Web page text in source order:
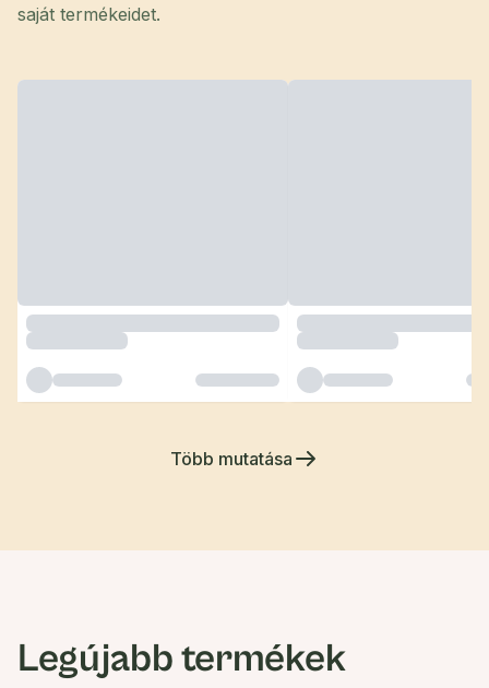
saját termékeidet.
Több mutatása
Legújabb termékek